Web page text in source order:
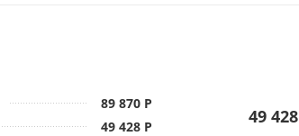
89 870 Р
49 428 Р 49